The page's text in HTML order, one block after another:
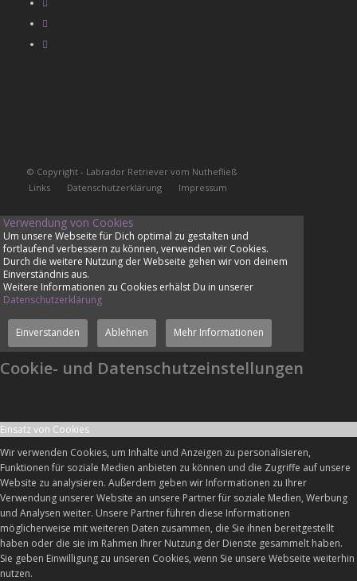
© Copyright - Labrador Retriever vom Nuthefließ
Links
Datenschutzerklärung Impressum
Verwendung von Cookies
Um unsere Webseite für Dich optimal zu gestalten und
fortlaufend verbessern zu können, verwenden wir Cookies.
Durch die weitere Nutzung der Webseite gehen wir von deinem
Einverständnis aus.
Weitere Informationen zu Cookies erhälst Du in unserer
Datenschutzerklärung
Einverstanden Ablehnen Mehr Informationen
Cookie- und Datenschutzeinstellungen
Einsatz von Cookies
Wir verwenden Cookies, um Inhalte und Anzeigen zu personalisieren,
Funktionen für soziale Medien anbieten zu können und die Zugriffe auf unsere
Website zu analysieren. Außerdem geben wir Informationen zu Ihrer
Verwendung unserer Website an unsere Partner für soziale Medien, Werbung
und Analysen weiter. Unsere Partner führen diese Informationen
möglicherweise mit weiteren Daten zusammen, die Sie ihnen bereitgestellt
haben oder die sie im Rahmen Ihrer Nutzung der Dienste gesammelt haben.
Sie geben Einwilligung zu unseren Cookies, wenn Sie unsere Webseite weiterhin
nutzen.